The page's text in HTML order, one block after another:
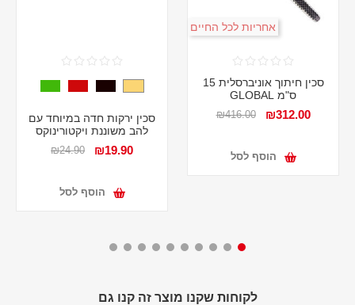
אחריות לכל החיים
סכין חיתוך אוניברסלית 15
ס"מ GLOBAL
₪312.00
₪416.00
הוסף לסל
סכין ירקות חדה במיוחד עם
להב משוננת ויקטורינוקס
₪19.90
₪24.90
הוסף לסל
לקוחות שקנו מוצר זה קנו גם